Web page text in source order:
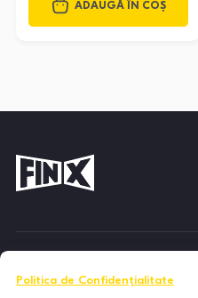
ADAUGĂ ÎN COȘ
Politica de Confidențialitate